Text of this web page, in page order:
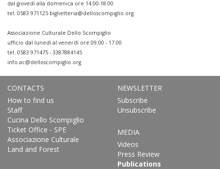
dal giovedì alla domenica ore 14.00-18.00
tel. 0583 971125 biglietteria@delloscompiglio.org
Associazione Culturale Dello Scompiglio
ufficio dal lunedì al venerdì ore 09.00 - 17.00
tel. 0583 971475 - 3387884145
info.ac@delloscompiglio.org
CONTACTS
How to find us
Staff
Cucina Dello Scompiglio
Ticket Office - SPE
Associazione Culturale
Land and Forest
NEWSLETTER
Subscribe
Unsubscribe
MEDIA
Videos
Press Review
Publications